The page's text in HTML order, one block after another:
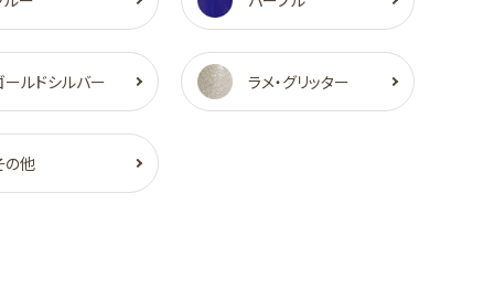
ールドシルバー ラメ・グリッター
の他